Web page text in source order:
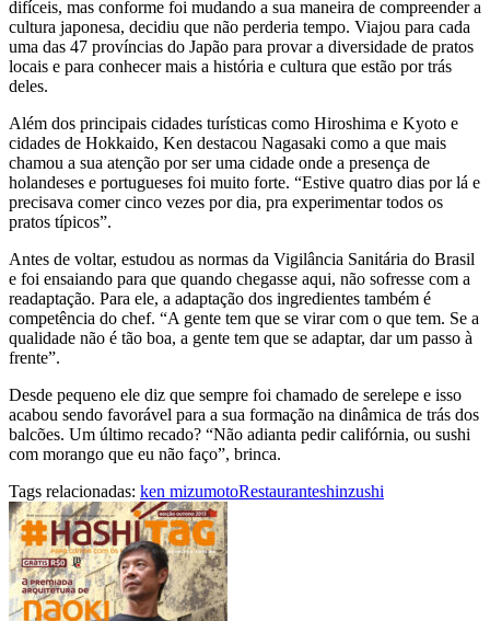
difíceis, mas conforme foi mudando a sua maneira de compreender a
cultura japonesa, decidiu que não perderia tempo. Viajou para cada
uma das 47 províncias do Japão para provar a diversidade de pratos
locais e para conhecer mais a história e cultura que estão por trás
deles.
Além dos principais cidades turísticas como Hiroshima e Kyoto e
cidades de Hokkaido, Ken destacou Nagasaki como a que mais
chamou a sua atenção por ser uma cidade onde a presença de
holandeses e portugueses foi muito forte. “Estive quatro dias por lá e
precisava comer cinco vezes por dia, pra experimentar todos os
pratos típicos”.
Antes de voltar, estudou as normas da Vigilância Sanitária do Brasil
e foi ensaiando para que quando chegasse aqui, não sofresse com a
readaptação. Para ele, a adaptação dos ingredientes também é
competência do chef. “A gente tem que se virar com o que tem. Se a
qualidade não é tão boa, a gente tem que se adaptar, dar um passo à
frente”.
Desde pequeno ele diz que sempre foi chamado de serelepe e isso
acabou sendo favorável para a sua formação na dinâmica de trás dos
balcões. Um último recado? “Não adianta pedir califórnia, ou sushi
com morango que eu não faço”, brinca.
Tags relacionadas: ken mizumotoRestauranteshinzushi